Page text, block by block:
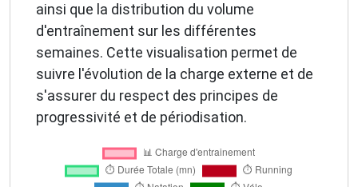
ainsi que la distribution du volume
d'entraînement sur les différentes
semaines. Cette visualisation permet de
suivre l'évolution de la charge externe et de
s'assurer du respect des principes de
progressivité et de périodisation.